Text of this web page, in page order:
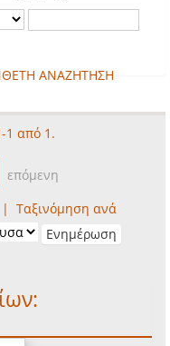
ΑΝΑΖΗΤΗΣΗ
1 από 1.
επόμενη
| Ταξινόμηση ανά